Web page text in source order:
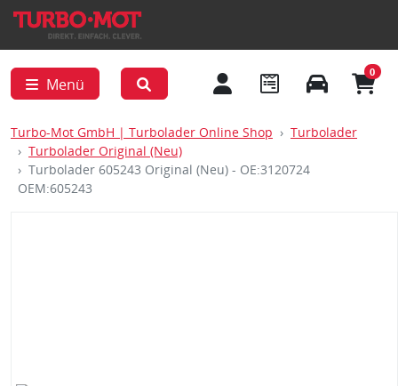
Menü
0
Turbo-Mot GmbH | Turbolader Online Shop
Turbolader
Turbolader Original (Neu)
Turbolader 605243 Original (Neu) - OE:3120724
OEM:605243